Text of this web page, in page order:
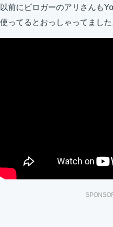
以前にビロガーのアリさんも
使ってるとおっしゃってました